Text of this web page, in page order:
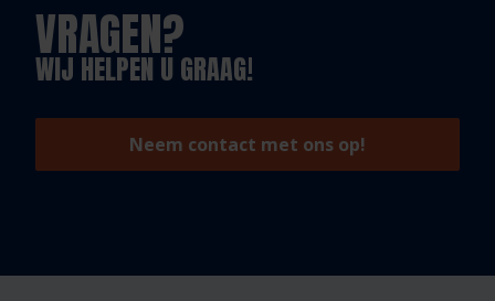
VRAGEN?
WIJ HELPEN U GRAAG!
Neem contact met ons op!